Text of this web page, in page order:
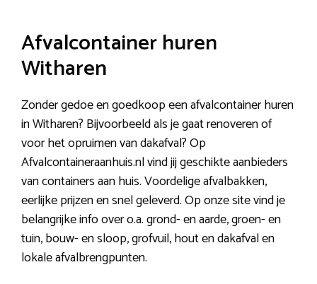
Afvalcontainer huren
Witharen
Zonder gedoe en goedkoop een afvalcontainer huren
in Witharen? Bijvoorbeeld als je gaat renoveren of
voor het opruimen van dakafval? Op
Afvalcontaineraanhuis.nl vind jij geschikte aanbieders
van containers aan huis. Voordelige afvalbakken,
eerlijke prijzen en snel geleverd. Op onze site vind je
belangrijke info over o.a. grond- en aarde, groen- en
tuin, bouw- en sloop, grofvuil, hout en dakafval en
lokale afvalbrengpunten.